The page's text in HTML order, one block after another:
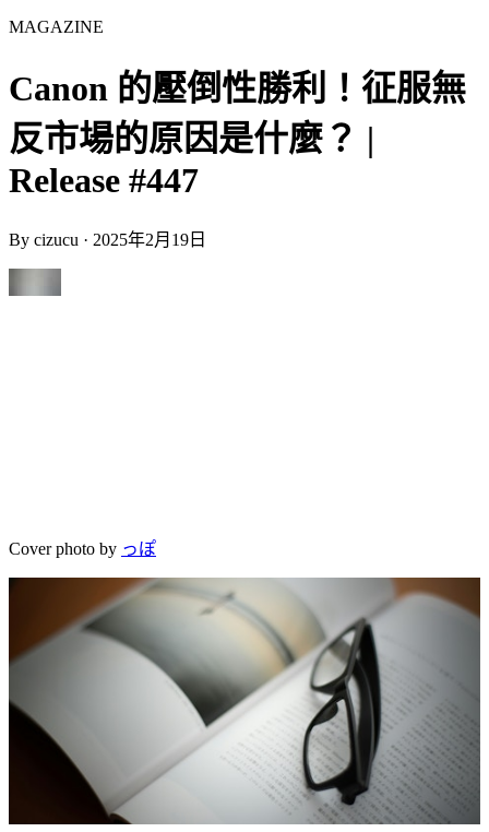
MAGAZINE
Canon 的壓倒性勝利！征服無
反市場的原因是什麼？ |
Release #447
By cizucu · 2025年2月19日
Cover photo by っぽ